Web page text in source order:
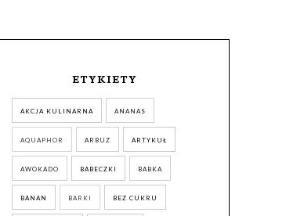
ETYKIETY
AKCJA KULINARNA ANANAS
AQUAPHOR ARBUZ ARTYKUŁ
AWOKADO BABECZKI BABKA
BANAN BARKI BEZ CUKRU